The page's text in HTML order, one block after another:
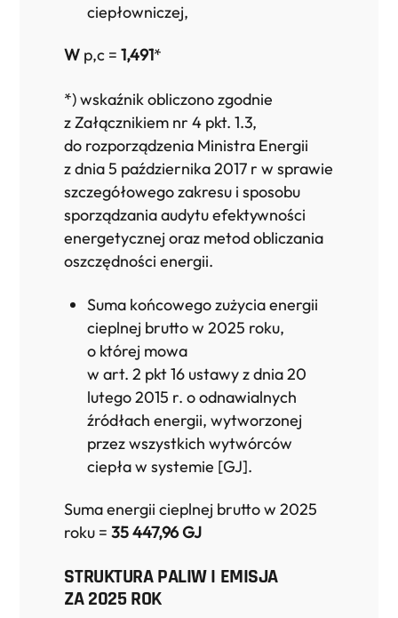
ciepłowniczej,
W p,c =1,491*
*) wskaźnik obliczono zgodnie
z Załącznikiem nr 4 pkt. 1.3,
do rozporządzenia Ministra Energii
z dnia 5 października 2017 r w sprawie
szczegółowego zakresu i sposobu
sporządzania audytu efektywności
energetycznej oraz metod obliczania
oszczędności energii.
Suma końcowego zużycia energii
cieplnej brutto w 2025 roku,
o której mowa
w art. 2 pkt 16 ustawy z dnia 20
lutego 2015 r. o odnawialnych
źródłach energii, wytworzonej
przez wszystkich wytwórców
ciepła w systemie [GJ].
Suma energii cieplnej brutto w 2025
roku =35 447,96 GJ
STRUKTURA PALIW I EMISJA
ZA 2025 ROK